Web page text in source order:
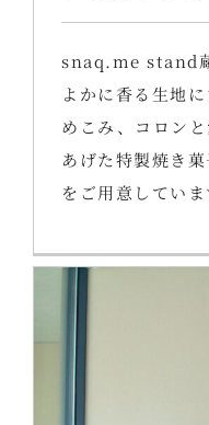
snaq.me stand
よかに香る生地
めこみ、コロン
あげた特製焼き菓
をご用意していま